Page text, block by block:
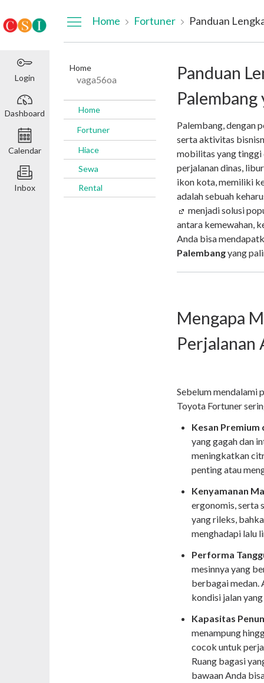
Login
Dashboard
Calendar
Inbox
Home Fortuner
Home
vaga56oa
Home
Fortuner
Hiace
Sewa
Rental
Panduan
Palembang, dengan
serta aktivitas
mobilitas yang tinggi
perjalanan dinas,
ikon kota, memiliki
adalah sebuah
menjadi solusi
antara kemewahan,
Anda bisa
Palembangyang
Mengapa
Perjalanan
Sebelum mendalami
Toyota Fortuner
Kesan
yang gagah dan
meningkatkan
penting atau
Kenyamanan
ergonomis, serta
yang rileks,
menghadapi lalu
Performa
mesinnya yang
berbagai medan.
kondisi jalan
Kapasitas
menampung
cocok untuk
Ruang bagasi
bawaan Anda